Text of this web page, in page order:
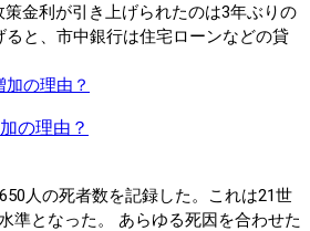
金利が引き上げられたのは3年ぶりの
ると、市中銀行は住宅ローンなどの貸
の理由？
人の死者数を記録した。これは21世
準となった。 あらゆる死因を合わせた